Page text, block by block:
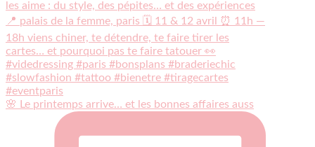
🌸 Le printemps arrive… et les bonnes affaires auss